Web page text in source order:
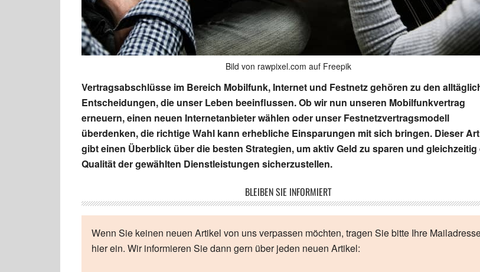
Bild von rawpixel.com auf Freepik
Vertragsabschlüsse im Bereich Mobilfunk, Internet und Festnetz gehören zu den
Entscheidungen, die unser Leben beeinflussen. Ob wir nun unseren Mobilfunkvertrag
erneuern, einen neuen Internetanbieter wählen oder unser Festnetzvertragsmodell
überdenken, die richtige Wahl kann erhebliche Einsparungen mit sich bringen. Dieser
gibt einen Überblick über die besten Strategien, um aktiv Geld zu sparen und gleichzeitig
Qualität der gewählten Dienstleistungen sicherzustellen.
BLEIBEN SIE INFORMIERT
Wenn Sie keinen neuen Artikel von uns verpassen möchten, tragen Sie bitte Ihre
hier ein. Wir informieren Sie dann gern über jeden neuen Artikel: